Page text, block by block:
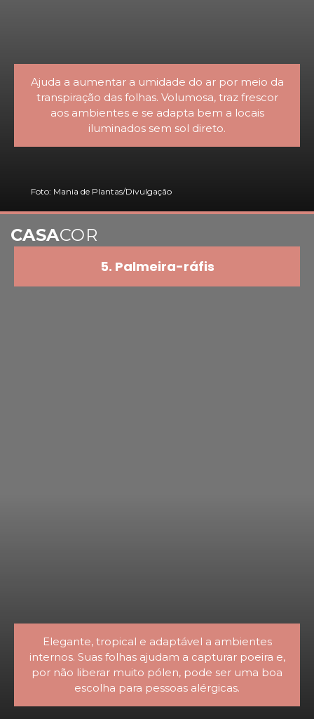
Ajuda a aumentar a umidade do ar por meio da
transpiração das folhas. Volumosa, traz frescor
aos ambientes e se adapta bem a locais
iluminados sem sol direto.
Foto: Mania de Plantas/Divulgação
Elegante, tropical e adaptável a ambientes
internos. Suas folhas ajudam a capturar poeira e,
por não liberar muito pólen, pode ser uma boa
escolha para pessoas alérgicas.
5. Palmeira-ráfis
CASACOR